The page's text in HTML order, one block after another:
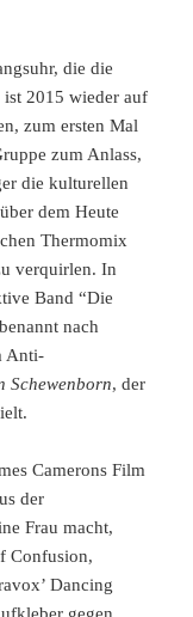
die die
2015 wieder auf
zum ersten Mal
zum Anlass,
die kulturellen
dem Heute
Thermomix
verquirlen. In
Band “Die
nach
Anti-
Schewenborn, der
Camerons Film
der
Frau macht,
Confusion,
Dancing